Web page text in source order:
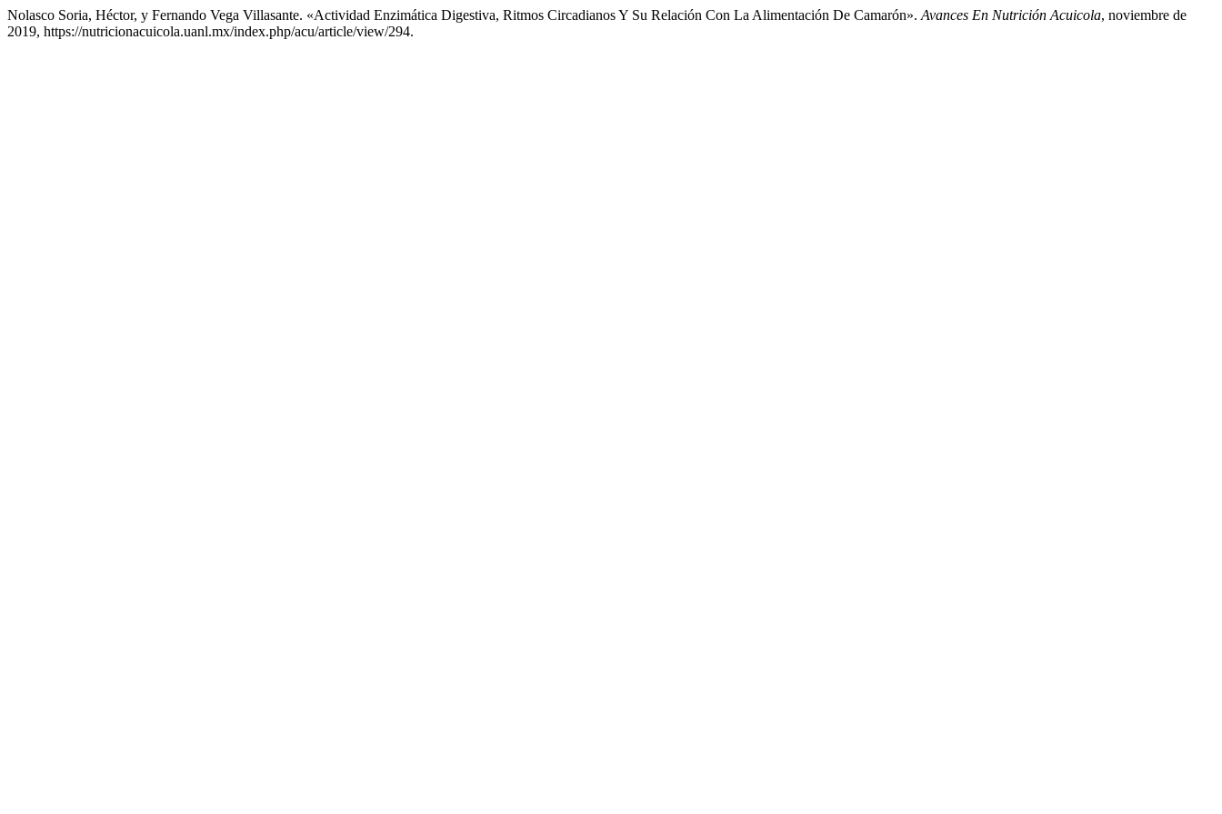
Nolasco Soria, Héctor, y Fernando Vega Villasante. «Actividad Enzimática Digestiva, Ritmos Circadianos Y Su Relación Con La Alimentación De Camarón». Avances En Nutrición Acuicola, noviembre de
2019, https://nutricionacuicola.uanl.mx/index.php/acu/article/view/294.